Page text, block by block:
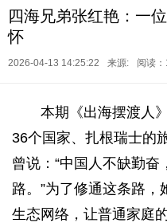
四海兄弟张红艳：一
怀
2026-04-13 14:25:22 来源: 阅读
本期《出海摆渡人
36个国家、扎根瑞士的
曾说：“中国人不缺勤
路。”为了修通这条路
生态网络，让普通家庭